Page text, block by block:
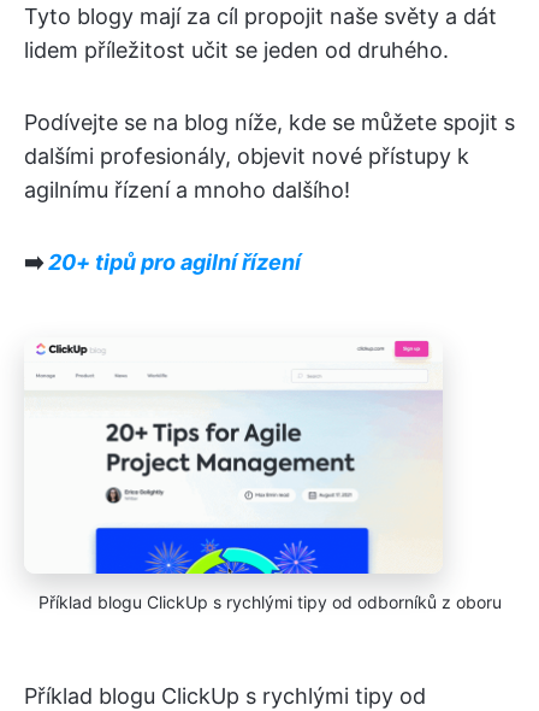
Tyto blogy mají za cíl propojit naše světy a dát
lidem příležitost učit se jeden od druhého.
Podívejte se na blog níže, kde se můžete spojit s
dalšími profesionály, objevit nové přístupy k
agilnímu řízení a mnoho dalšího!
➡️20+ tipů pro agilní řízení
Příklad blogu ClickUp s rychlými tipy od odborníků z oboru
Příklad blogu ClickUp s rychlými tipy od